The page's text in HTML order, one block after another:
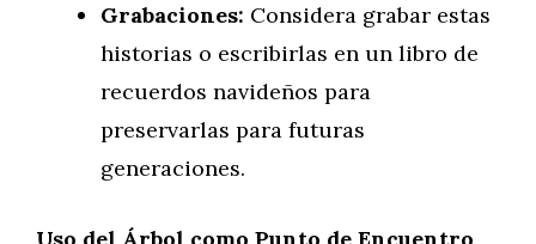
Grabaciones: Considera grabar estas
historias o escribirlas en un libro de
recuerdos navideños para
preservarlas para futuras
generaciones.